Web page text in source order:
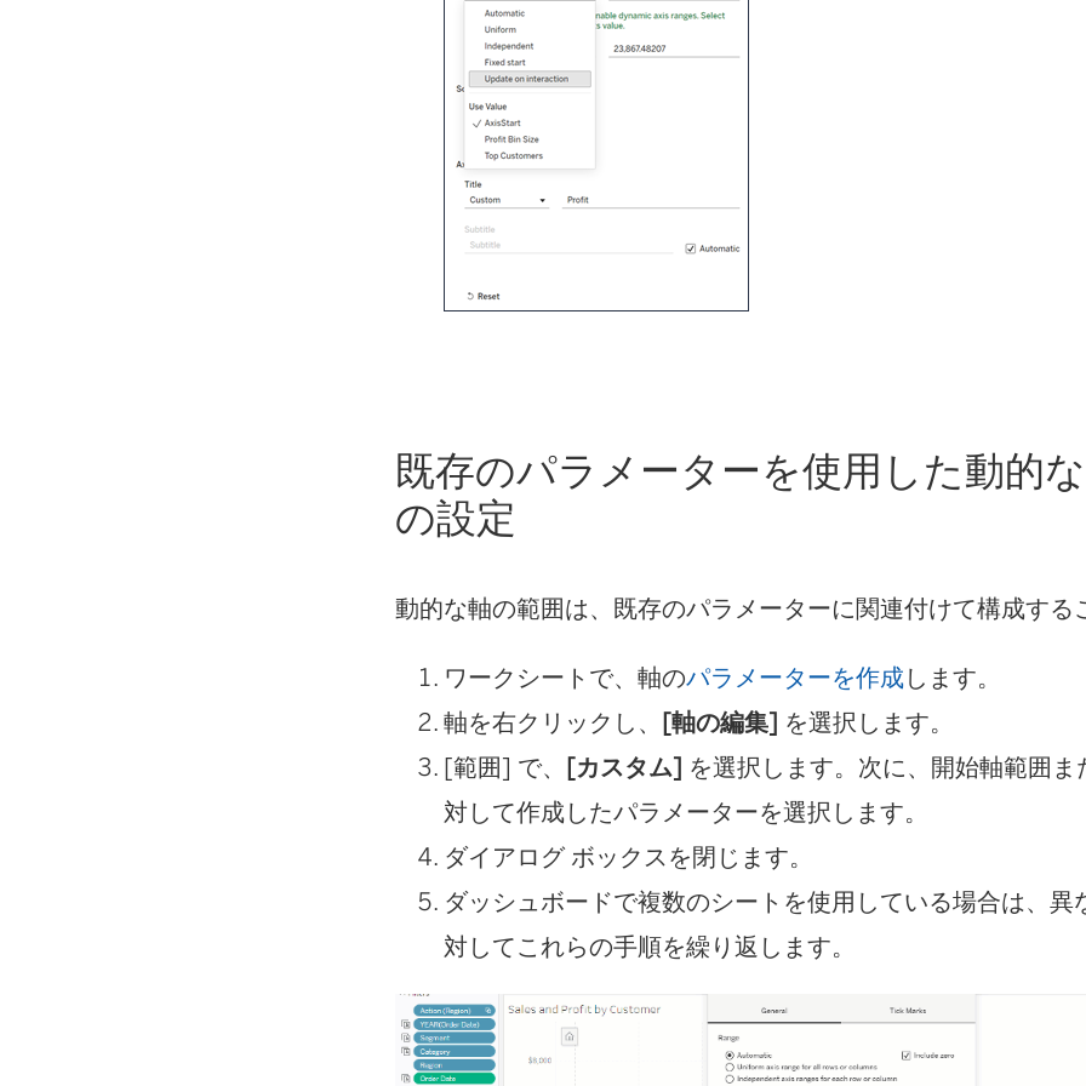
既存のパラメーターを使用した動的
の設定
動的な軸の範囲は、既存のパラメーターに関連付けて構成する
ワークシートで、軸のパラメーターを作成します。
軸を右クリックし、 [軸の編集] を選択します。
[範囲] で、 [カスタム] を選択します。次に、開始軸範囲
対して作成したパラメーターを選択します。
ダイアログ ボックスを閉じます。
ダッシュボードで複数のシートを使用している場合は、異
対してこれらの手順を繰り返します。